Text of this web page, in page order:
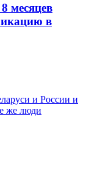
месяцев
в
и России и
же люди